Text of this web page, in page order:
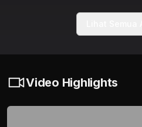
Video Highlights